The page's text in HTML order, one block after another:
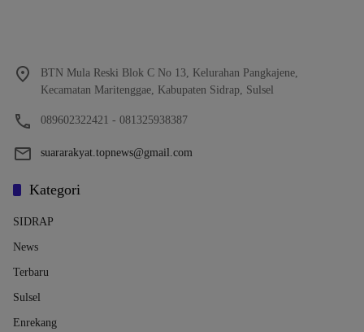
BTN Mula Reski Blok C No 13, Kelurahan Pangkajene,
Kecamatan Maritenggae, Kabupaten Sidrap, Sulsel
089602322421 - 081325938387
suararakyat.topnews@gmail.com
Kategori
SIDRAP
News
Terbaru
Sulsel
Enrekang